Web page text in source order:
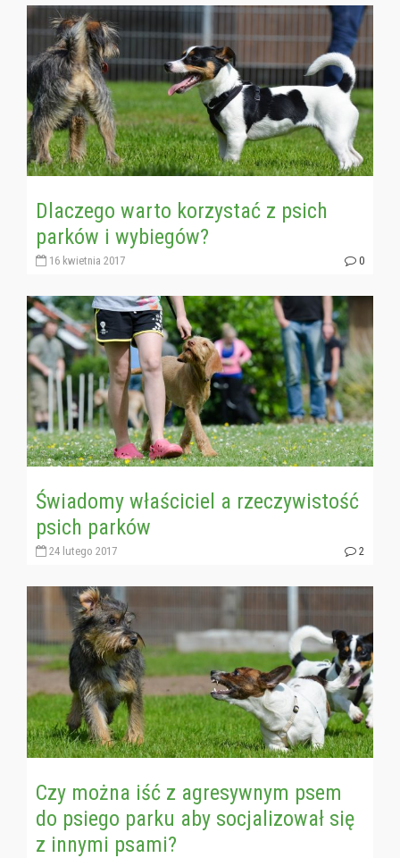
Dlaczego warto korzystać z psich
parków i wybiegów?
16 kwietnia 2017 0
Świadomy właściciel a rzeczywistość
psich parków
24 lutego 2017 2
Czy można iść z agresywnym psem
do psiego parku aby socjalizował się
z innymi psami?